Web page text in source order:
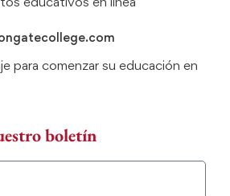
para comenzar su educación en
boletín